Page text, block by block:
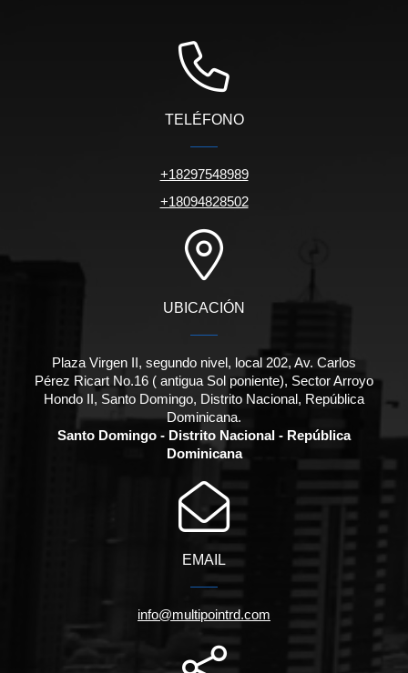
TELÉFONO
+18297548989
+18094828502
UBICACIÓN
Plaza Virgen II, segundo nivel, local 202, Av. Carlos
Pérez Ricart No.16 ( antigua Sol poniente), Sector Arroyo
Hondo II, Santo Domingo, Distrito Nacional, República
Dominicana.
Santo Domingo - Distrito Nacional - República
Dominicana
EMAIL
info@multipointrd.com